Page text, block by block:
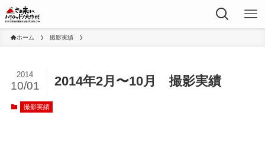
ホーム 撮影実績
2014年2月〜10月 撮影実績
2014
10/01
撮影実績